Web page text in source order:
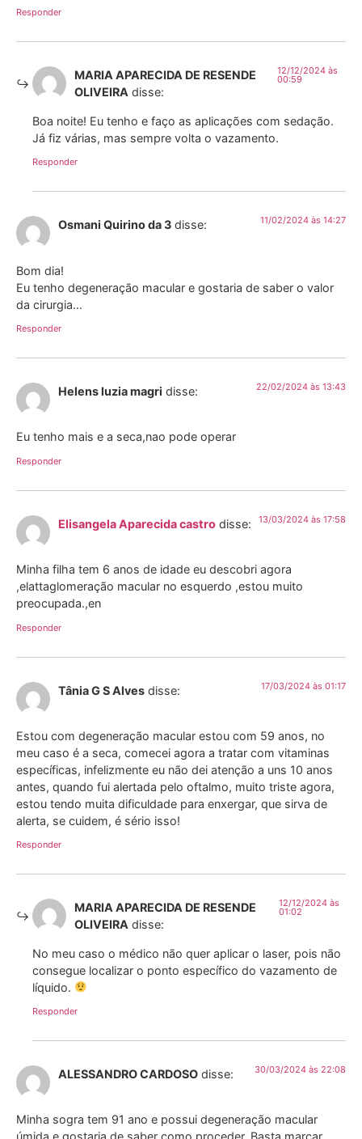
Responder
MARIA APARECIDA DE RESENDE
OLIVEIRA disse:
12/12/2024 às
00:59
Boa noite! Eu tenho e faço as aplicações com sedação.
Já fiz várias, mas sempre volta o vazamento.
Responder
Osmani Quirino da 3 disse: 11/02/2024 às 14:27
Bom dia!
Eu tenho degeneração macular e gostaria de saber o valor
da cirurgia…
Responder
Helens luzia magri disse: 22/02/2024 às 13:43
Eu tenho mais e a seca,nao pode operar
Responder
Elisangela Aparecida castro disse: 13/03/2024 às 17:58
Minha filha tem 6 anos de idade eu descobri agora
,elattaglomeração macular no esquerdo ,estou muito
preocupada.,en
Responder
Tânia G S Alves disse: 17/03/2024 às 01:17
Estou com degeneração macular estou com 59 anos, no
meu caso é a seca, comecei agora a tratar com vitaminas
específicas, infelizmente eu não dei atenção a uns 10 anos
antes, quando fui alertada pelo oftalmo, muito triste agora,
estou tendo muita dificuldade para enxergar, que sirva de
alerta, se cuidem, é sério isso!
Responder
MARIA APARECIDA DE RESENDE
OLIVEIRA disse:
12/12/2024 às
01:02
No meu caso o médico não quer aplicar o laser, pois não
consegue localizar o ponto específico do vazamento de
líquido.
Responder
ALESSANDRO CARDOSO disse: 30/03/2024 às 22:08
Minha sogra tem 91 ano e possui degeneração macular